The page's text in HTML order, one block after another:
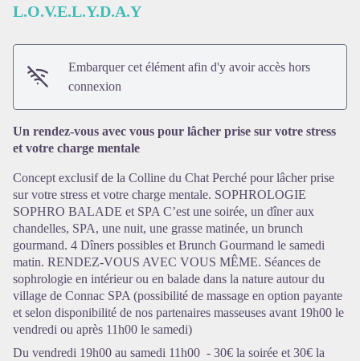
Voir l'image en plein écran
L.O.V.E.L.Y.D.A.Y
Embarquer cet élément afin d'y avoir accès hors
connexion
Un rendez-vous avec vous pour lâcher prise sur votre stress
et votre charge mentale
Concept exclusif de la Colline du Chat Perché pour lâcher prise
sur votre stress et votre charge mentale. SOPHROLOGIE
SOPHRO BALADE et SPA C’est une soirée, un dîner aux
chandelles, SPA, une nuit, une grasse matinée, un brunch
gourmand. 4 Dîners possibles et Brunch Gourmand le samedi
matin. RENDEZ-VOUS AVEC VOUS MÊME. Séances de
sophrologie en intérieur ou en balade dans la nature autour du
village de Connac SPA (possibilité de massage en option payante
et selon disponibilité de nos partenaires masseuses avant 19h00 le
vendredi ou après 11h00 le samedi)
Du vendredi 19h00 au samedi 11h00 - 30€ la soirée et 30€ la